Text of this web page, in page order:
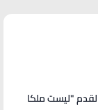
"ليست ملكا